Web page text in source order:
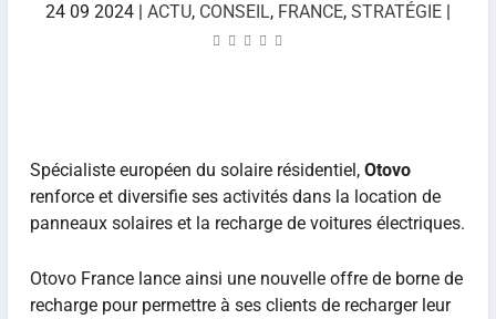
24 09 2024| ACTU, CONSEIL, FRANCE, STRATÉGIE|
Spécialiste européen du solaire résidentiel,Otovo
renforce et diversifie ses activités dans la location de
panneaux solaires et la recharge de voitures électriques.
Otovo France lance ainsi une nouvelle offre de borne de
recharge pour permettre à ses clients de recharger leur